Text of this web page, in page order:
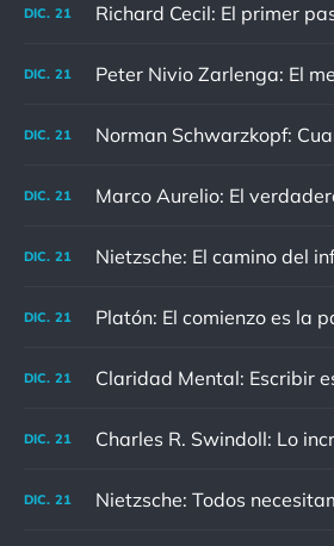
DIC. 21
DIC. 21
DIC. 21
DIC. 21
DIC. 21
DIC. 21
DIC. 21
DIC. 21
DIC. 21